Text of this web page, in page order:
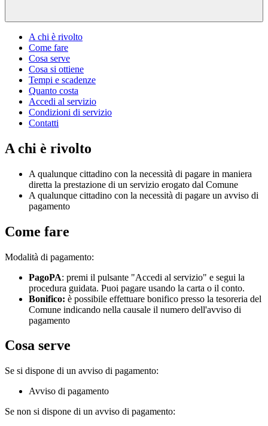
A chi è rivolto
Come fare
Cosa serve
Cosa si ottiene
Tempi e scadenze
Quanto costa
Accedi al servizio
Condizioni di servizio
Contatti
A chi è rivolto
A qualunque cittadino con la necessità di pagare in maniera
diretta la prestazione di un servizio erogato dal Comune
A qualunque cittadino con la necessità di pagare un avviso di
pagamento
Come fare
Modalità di pagamento:
PagoPA: premi il pulsante "Accedi al servizio" e segui la
procedura guidata. Puoi pagare usando la carta o il conto.
Bonifico: è possibile effettuare bonifico presso la tesoreria del
Comune indicando nella causale il numero dell'avviso di
pagamento
Cosa serve
Se si dispone di un avviso di pagamento:
Avviso di pagamento
Se non si dispone di un avviso di pagamento: